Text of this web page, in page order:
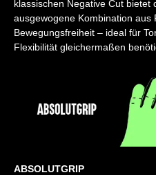
klassischen Negative Cut bietet
ausgewogene Kombination aus
Bewegungsfreiheit – ideal für
Flexibilität gleichermaßen
ABSOLUTGRIP